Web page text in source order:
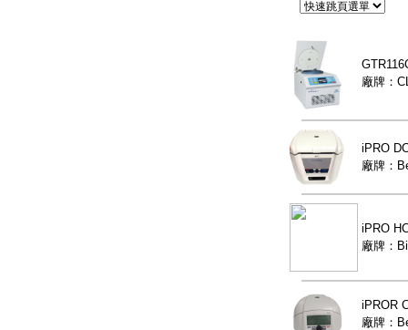
廠牌：
iPRO
廠牌：
iPRO
廠牌：
iPROR
廠牌：